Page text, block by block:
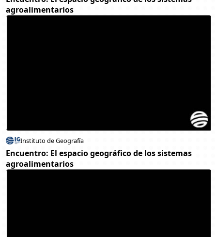
agroalimentarios
Instituto de Geografía
Encuentro: El espacio geográfico de los sistemas
agroalimentarios